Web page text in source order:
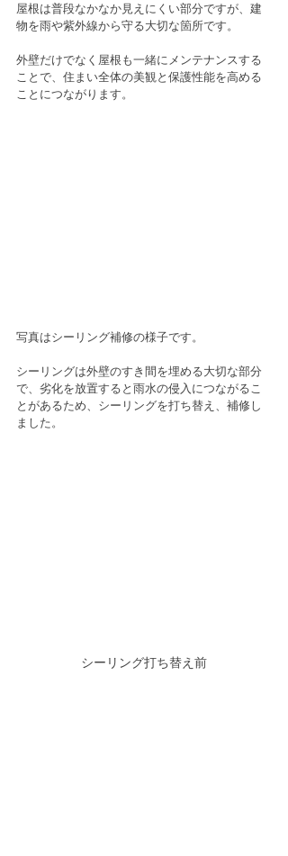
屋根は普段なかなか見えにくい部分ですが、建
物を雨や紫外線から守る大切な箇所です。
外壁だけでなく屋根も一緒にメンテナンスする
ことで、住まい全体の美観と保護性能を高める
ことにつながります。
写真はシーリング補修の様子です。
シーリングは外壁のすき間を埋める大切な部分
で、劣化を放置すると雨水の侵入につながるこ
とがあるため、シーリングを打ち替え、補修し
ました。
シーリング打ち替え前